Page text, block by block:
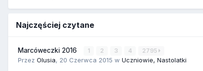
Najczęściej czytane
Marcóweczki 2016 1 2 3 4 2795
Przez Olusia, 20 Czerwca 2015 w Uczniowie, Nastolatki